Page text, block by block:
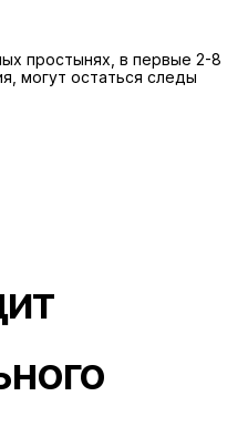
простынях, в первые 2-8
могут остаться следы